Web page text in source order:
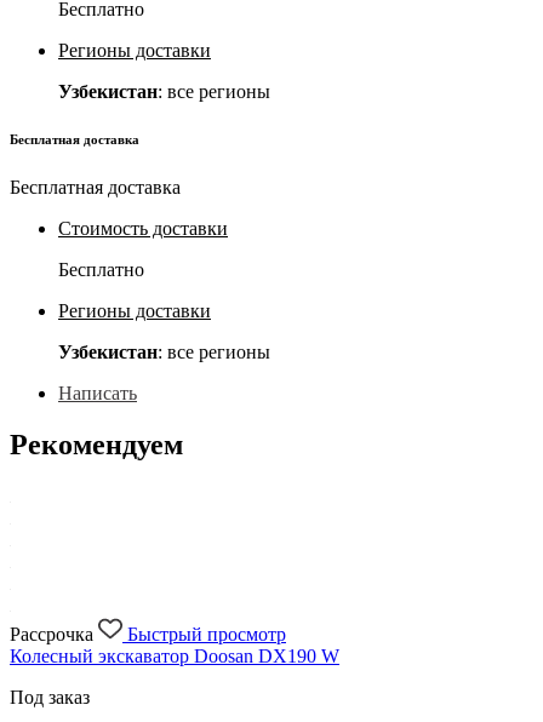
Бесплатно
Регионы доставки
Узбекистан: все регионы
Бесплатная доставка
Бесплатная доставка
Стоимость доставки
Бесплатно
Регионы доставки
Узбекистан: все регионы
Написать
Рекомендуем
Рассрочка
Быстрый просмотр
Колесный экскаватор Doosan DX190 W
Под заказ